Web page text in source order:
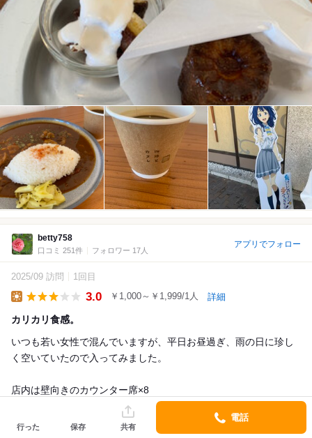
betty758
口コミ 251件 フォロワー 17人
アプリでフォロー
2025/09 訪問 1回目
3.0 ￥1,000～￥1,999/1人 詳細
カリカリ食感。
いつも若い女性で混んでいますが、平日お昼過ぎ、雨の日に珍し
く空いていたので入ってみました。
店内は壁向きのカウンター席×8
3人がけテーブル席×1
行った 保存 共有
電話